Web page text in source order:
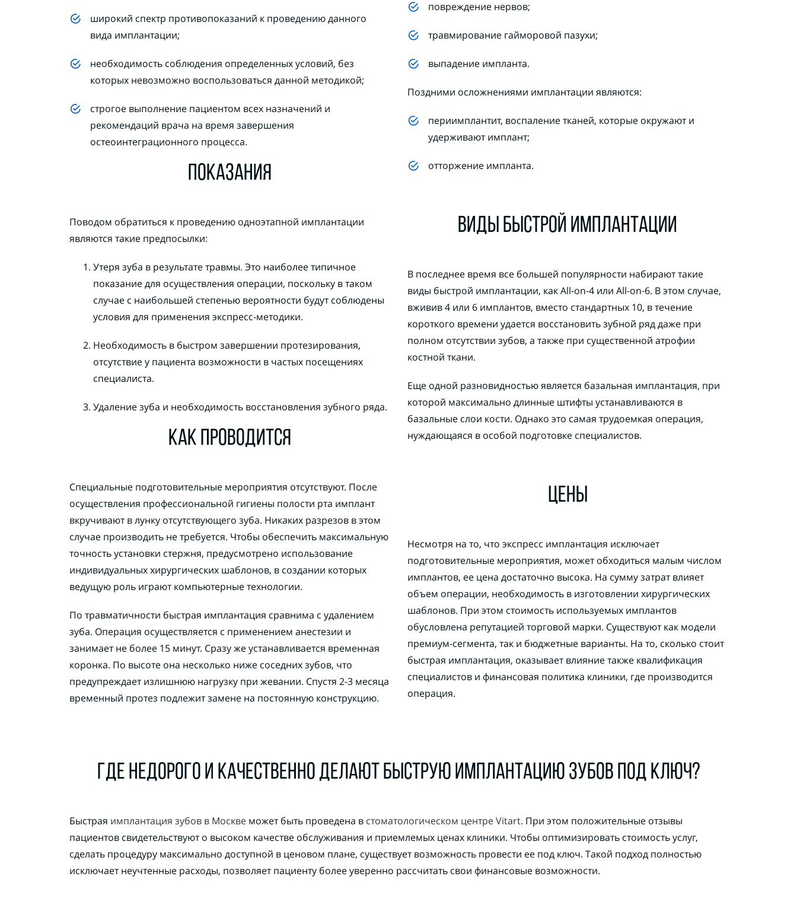
широкий спектр противопоказаний к проведению данного
вида имплантации;
необходимость соблюдения определенных условий, без
которых невозможно воспользоваться данной методикой;
строгое выполнение пациентом всех назначений и
рекомендаций врача на время завершения
остеоинтеграционного процесса.
ПОКАЗАНИЯ
Поводом обратиться к проведению одноэтапной имплантации
являются такие предпосылки:
Утеря зуба в результате травмы. Это наиболее типичное
показание для осуществления операции, поскольку в таком
случае с наибольшей степенью вероятности будут соблюдены
условия для применения экспресс-методики.
Необходимость в быстром завершении протезирования,
отсутствие у пациента возможности в частых посещениях
специалиста.
Удаление зуба и необходимость восстановления зубного ряда.
КАК ПРОВОДИТСЯ
Специальные подготовительные мероприятия отсутствуют. После
осуществления профессиональной гигиены полости рта имплант
вкручивают в лунку отсутствующего зуба. Никаких разрезов в этом
случае производить не требуется. Чтобы обеспечить максимальную
точность установки стержня, предусмотрено использование
индивидуальных хирургических шаблонов, в создании которых
ведущую роль играют компьютерные технологии.
По травматичности быстрая имплантация сравнима с удалением
зуба. Операция осуществляется с применением анестезии и
занимает не более 15 минут. Сразу же устанавливается временная
коронка. По высоте она несколько ниже соседних зубов, что
предупреждает излишнюю нагрузку при жевании. Спустя 2-3 месяца
временный протез подлежит замене на постоянную конструкцию.
повреждение нервов;
травмирование гайморовой пазухи;
выпадение импланта.
Поздними осложнениями имплантации являются:
периимплантит, воспаление тканей, которые окружают и
удерживают имплант;
отторжение импланта.
ВИДЫ БЫСТРОЙ ИМПЛАНТАЦИИ
В последнее время все большей популярности набирают такие
виды быстрой имплантации, как All-on-4 или All-on-6. В этом случае,
вживив 4 или 6 имплантов, вместо стандартных 10, в течение
короткого времени удается восстановить зубной ряд даже при
полном отсутствии зубов, а также при существенной атрофии
костной ткани.
Еще одной разновидностью является базальная имплантация, при
которой максимально длинные штифты устанавливаются в
базальные слои кости. Однако это самая трудоемкая операция,
нуждающаяся в особой подготовке специалистов.
ЦЕНЫ
Несмотря на то, что экспресс имплантация исключает
подготовительные мероприятия, может обходиться малым числом
имплантов, ее цена достаточно высока. На сумму затрат влияет
объем операции, необходимость в изготовлении хирургических
шаблонов. При этом стоимость используемых имплантов
обусловлена репутацией торговой марки. Существуют как модели
премиум-сегмента, так и бюджетные варианты. На то, сколько стоит
быстрая имплантация, оказывает влияние также квалификация
специалистов и финансовая политика клиники, где производится
операция.
ГДЕ НЕДОРОГО И КАЧЕСТВЕННО ДЕЛАЮТ БЫСТРУЮ ИМПЛАНТАЦИЮ ЗУБОВ ПОД КЛЮЧ?
Быстрая имплантация зубов в Москве может быть проведена в стоматологическом центре Vitart. При этом положительные отзывы
пациентов свидетельствуют о высоком качестве обслуживания и приемлемых ценах клиники. Чтобы оптимизировать стоимость услуг,
сделать процедуру максимально доступной в ценовом плане, существует возможность провести ее под ключ. Такой подход полностью
исключает неучтенные расходы, позволяет пациенту более уверенно рассчитать свои финансовые возможности.